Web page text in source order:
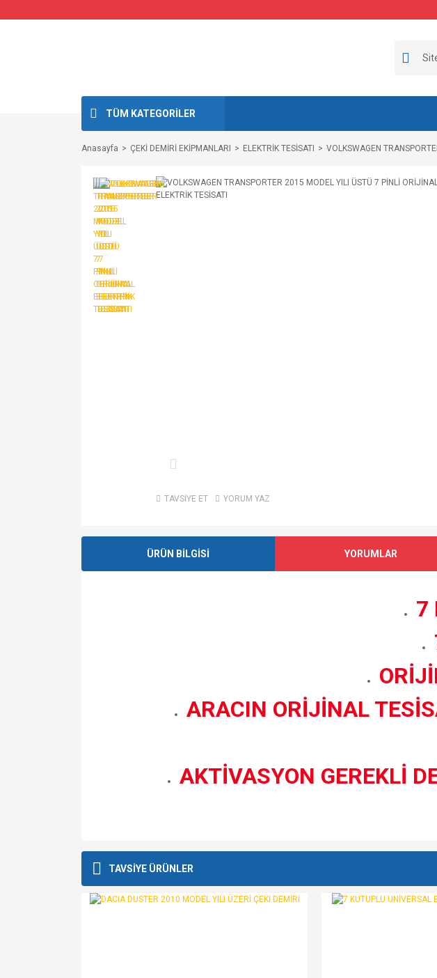
TÜM KATEGORİLER
Anasayfa ÇEKİ DEMİRİ EKİPMANLARI ELEKTRİK TESİSATI VOLKSWAGEN
TAVSİYE ET YORUM YAZ
ÜRÜN BİLGİSİ YORUMLAR
7
ARACIN ORİJİNAL
AKTİVASYON GEREKLİ
Ürün resmi kalitesiz, bozuk veya görüntülenemiyor.
TAVSİYE ÜRÜNLER